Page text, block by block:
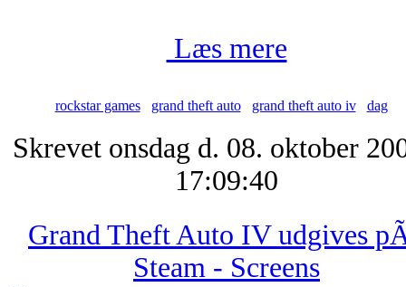
Læs mere
rockstar games grand theft auto grand theft auto iv dag
Skrevet onsdag d. 08. oktober
17:09:40
Grand Theft Auto IV udgives
Steam - Screens